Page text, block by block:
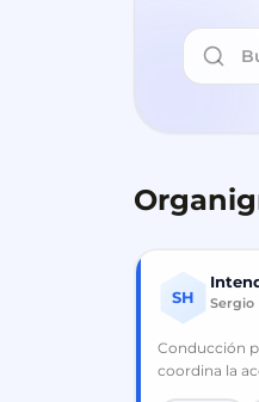
SH Sergio
Conducción
coordina la